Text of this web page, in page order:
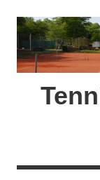
Inhalt
springen